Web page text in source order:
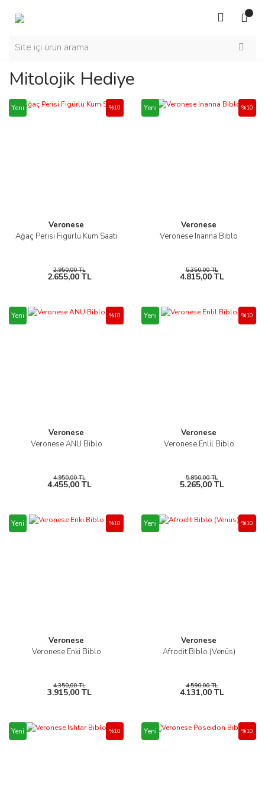
Mitolojik Hediye
Yeni
Veronese
Ağaç Perisi Figürlü Kum Saati
%10
2.950,00 TL
2.655,00 TL
Yeni
Veronese
Veronese Inanna Biblo
%10
5.350,00 TL
4.815,00 TL
Yeni
Veronese
Veronese ANU Biblo
%10
4.950,00 TL
4.455,00 TL
Yeni
Veronese
Veronese Enlil Biblo
%10
5.850,00 TL
5.265,00 TL
Yeni
Veronese
Veronese Enki Biblo
%10
4.350,00 TL
3.915,00 TL
Yeni
Veronese
Afrodit Biblo (Venüs)
%10
4.590,00 TL
4.131,00 TL
Yeni %10 Yeni %10